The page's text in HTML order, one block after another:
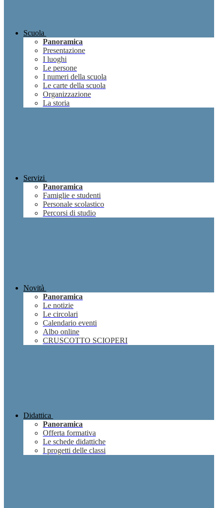
Scuola
Panoramica
Presentazione
I luoghi
Le persone
I numeri della scuola
Le carte della scuola
Organizzazione
La storia
Servizi
Panoramica
Famiglie e studenti
Personale scolastico
Percorsi di studio
Novità
Panoramica
Le notizie
Le circolari
Calendario eventi
Albo online
CRUSCOTTO SCIOPERI
Didattica
Panoramica
Offerta formativa
Le schede didattiche
I progetti delle classi